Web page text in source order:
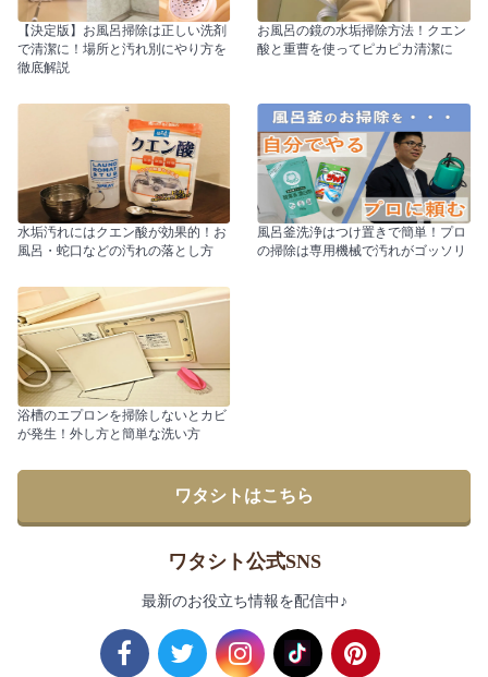
【決定版】お風呂掃除は正しい洗剤
で清潔に！場所と汚れ別にやり方を
徹底解説
お風呂の鏡の水垢掃除方法！クエン
酸と重曹を使ってピカピカ清潔に
水垢汚れにはクエン酸が効果的！お
風呂・蛇口などの汚れの落とし方
風呂釜洗浄はつけ置きで簡単！プロ
の掃除は専用機械で汚れがゴッソリ
浴槽のエプロンを掃除しないとカビ
が発生！外し方と簡単な洗い方
ワタシトはこちら
ワタシト公式SNS
最新のお役立ち情報を配信中♪